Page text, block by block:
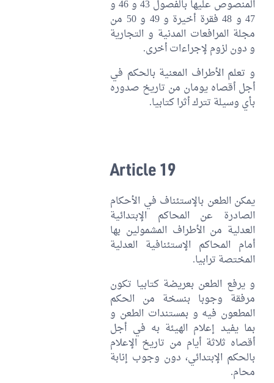
المنصوص عليها بالفصول 43 و 46 و
47 و 48 فقرة أخيرة و 49 و 50 من
مجلة المرافعات المدنية و التجارية
و دون لزوم لإجراءات أخرى.
و تعلم الأطراف المعنية بالحكم في
أجل أقصاه يومان من تاريخ صدوره
بأي وسيلة تترك أثرا كتابيا.
Article 19
يمكن الطعن بالإستئناف في الأحكام
الصادرة عن المحاكم الإبتدائية
العدلية من الأطراف المشمولين بها
أمام المحاكم الإستئنافية العدلية
المختصة ترابيا.
و يرفع الطعن بعريضة كتابيا تكون
مرفقة وجوبا بنسخة من الحكم
المطعون فيه و بمستندات الطعن و
بما يفيد إعلام الهيئة به في أجل
أقصاه ثلاثة أيام من تاريخ الإعلام
بالحكم الإبتدائي، دون وجوب إنابة
محام.